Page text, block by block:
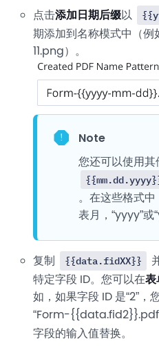
点击添加日期后缀以
期添加到名称模式中（
11.png）。
Note
您还可以使用
。在这些格式中
表月，“yyyy”或
复制 {{data.fidXX}}
特定字段 ID。您可以在
如，如果字段 ID 是“2”，
“Form-
字段的输入值替换。